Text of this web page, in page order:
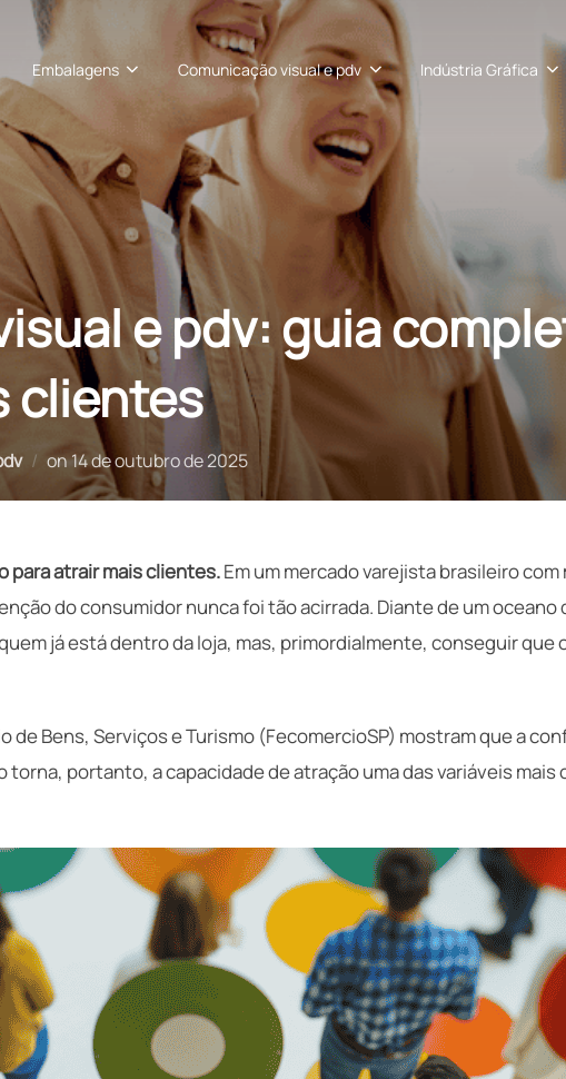
Embalagens Comunicação visual e pdv Indústria Gráfica
e pdv: guia
clientes
onPostado
em
14 de outubro de 2025
para atrair mais clientes.Em um mercado varejista brasileiro
do consumidor nunca foi tão acirrada. Diante de um oceano
já está dentro da loja, mas, primordialmente, conseguir que
de Bens, Serviços e Turismo (FecomercioSP) mostram que a
portanto, a capacidade de atração uma das variáveis mais